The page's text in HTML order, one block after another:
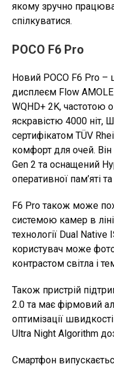
якому зручно
спілкуватися.
POCO F6 Pro
Новий POCO F6 Pro
дисплеєм Flow
WQHD+ 2K, частотою
яскравістю 4000 ніт,
сертифікатом TÜV
комфорт для очей.
Gen 2 та оснащений
оперативної пам’яті
F6 Pro також може
системою камер в
технології Dual
користувач може
контрастом світла і
Також пристрій
2.0 та має фірмовий
оптимізації
Ultra Night Algorithm
Смартфон